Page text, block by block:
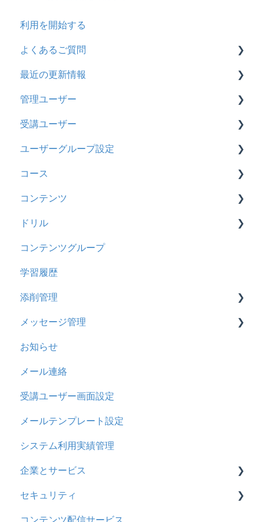
利用を開始する
よくあるご質問
契約
トライアル
カスタマイズ
インターネット・セキュリティ
料金
管理ユーザー・受講ユーザー
履歴
コンテンツ
CSV
ドキュメント
ビデオ
ドリル
メール
メッセージ
お知らせ
多言語変換
助成金
最近の更新情報
2026年8月アップデート
2026年2月アップデート
2025年10月アップデート
2025年9月アップデート
2025年3月アップデート
2024年12月アップデート
2024年8月アップデート
2024年5月アップデート
2023年12月アップデート
2023年11月アップデート
2023年8月アップデート
2023年4月アップデート
管理ユーザー
管理ユーザーの統合について
管理ユーザーについて
ロールと権限
受講ユーザー
基本操作
【新レイアウト】受講ユーザー登録について
【旧レイアウト】ユーザー編集について
ユーザーグループ設定
【新レイアウト】ユーザーグループ設定
【旧レイアウト】ユーザーグループ設定
コース
基本操作
新レイアウト
旧レイアウト
コース詳細設定の参考
ストレスチェック
CSVについて
コンテンツ
ビデオ
ドキュメント
多言語表示
リンク
ドリル
概要
問題について
ドリルについて
【問題・ドリル】の参考
ドリルスキンについて
問題属性
コンテンツグループ
学習履歴
添削管理
概要
基本操作
採点権限のみを持ったユーザ
採点・承認権限を持ったユーザ
メッセージ管理
基本操作
リンクメッセージスレッド
お知らせ
メール連絡
受講ユーザー画面設定
メールテンプレート設定
システム利用実績管理
企業とサービス
用語の定義
セキュリティ